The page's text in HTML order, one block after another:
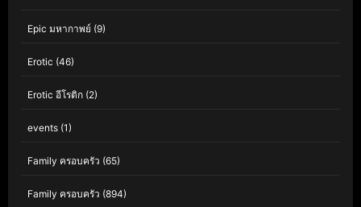
Epic มหากาพย์ (9)
Erotic (46)
Erotic อีโรติก (2)
events (1)
Family ครอบครัว (65)
Family ครอบครัว (894)